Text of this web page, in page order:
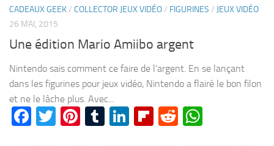
CADEAUX GEEK/ COLLECTOR JEUX VIDÉO/ FIGURINES / JEUX VIDÉO
26 MAI, 2015
Une édition Mario Amiibo argent
Nintendo sais comment ce faire de l’argent. En se lançant
dans les figurines pour jeux vidéo, Nintendo a flairé le bon filon
et ne le lâche plus. Avec...
Facebook
Twitter
Pinterest
Tumblr
LinkedIn
Flipboard
Reddit